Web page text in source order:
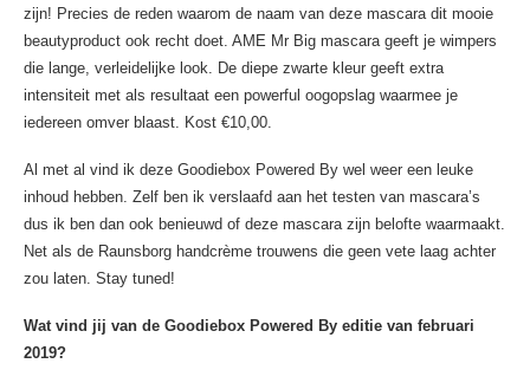
zijn! Precies de reden waarom de naam van deze mascara dit mooie
beautyproduct ook recht doet. AME Mr Big mascara geeft je wimpers
die lange, verleidelijke look. De diepe zwarte kleur geeft extra
intensiteit met als resultaat een powerful oogopslag waarmee je
iedereen omver blaast. Kost €10,00.
Al met al vind ik deze Goodiebox Powered By wel weer een leuke
inhoud hebben. Zelf ben ik verslaafd aan het testen van mascara’s
dus ik ben dan ook benieuwd of deze mascara zijn belofte waarmaakt.
Net als de Raunsborg handcrème trouwens die geen vete laag achter
zou laten. Stay tuned!
Wat vind jij van de Goodiebox Powered By editie van februari
2019?